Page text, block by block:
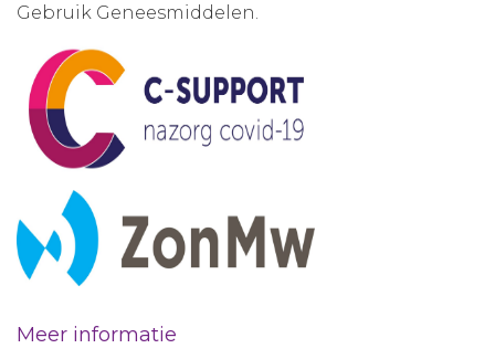
Gebruik Geneesmiddelen.
Meer informatie